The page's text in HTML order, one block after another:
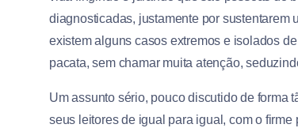
diagnosticadas, justamente por sustentarem
existem alguns casos extremos e isolados
pacata, sem chamar muita atenção,
Um assunto sério, pouco discutido de forma
seus leitores de igual para igual, com o